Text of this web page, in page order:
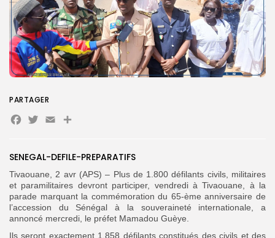
Search
for: Button
FR
SENEGAL-DEFILE-PREPARATIFS
Tivaouane, 2 avr (APS) – Plus de 1.800 défilants civils, militaires
et paramilitaires devront participer, vendredi à Tivaouane, à la
parade marquant la commémoration du 65-ème anniversaire de
l’accession du Sénégal à la souveraineté internationale, a
annoncé mercredi, le préfet Mamadou Guèye.
Ils seront exactement 1.858 défilants constitués des civils et des
PARTAGER
Facebook
Twitter
EmailPartager